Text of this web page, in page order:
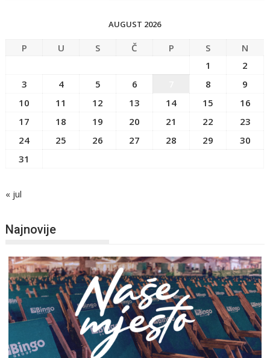
AUGUST 2026
P U S Č P S
N
1
2
3
4 5 6 8
9
10
11 12 13 14 15
16
17
18 19 20 21 22
23
24
25 26 27 28 29
30
31
« jul
Najnovije